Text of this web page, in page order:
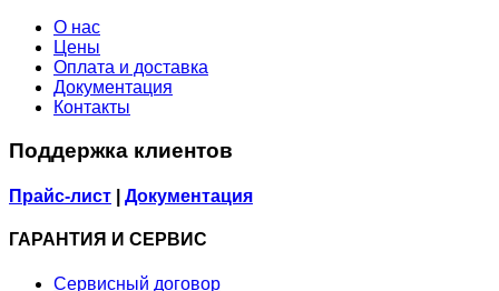
О нас
Цены
Оплата и доставка
Документация
Контакты
Поддержка клиентов
Прайс-лист Документация
ГАРАНТИЯ И СЕРВИС
Сервисный договор